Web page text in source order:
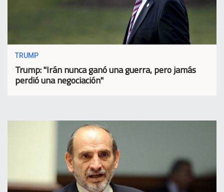
TRUMP
Trump: "Irán nunca ganó una guerra, pero jamás
perdió una negociación"